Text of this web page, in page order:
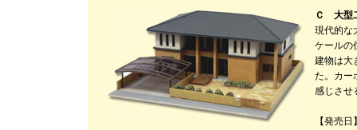
Ｃ 大型
現代的な
ケールの
建物は大
た。カー
感じさせ
【発売